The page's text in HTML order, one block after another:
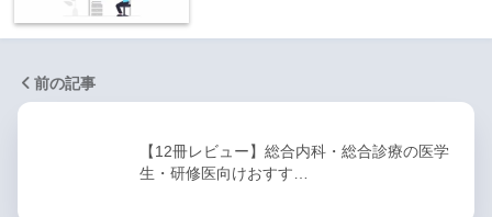
前の記事
【12冊レビュー】総合内科・総合診療の医学
生・研修医向けおすす…